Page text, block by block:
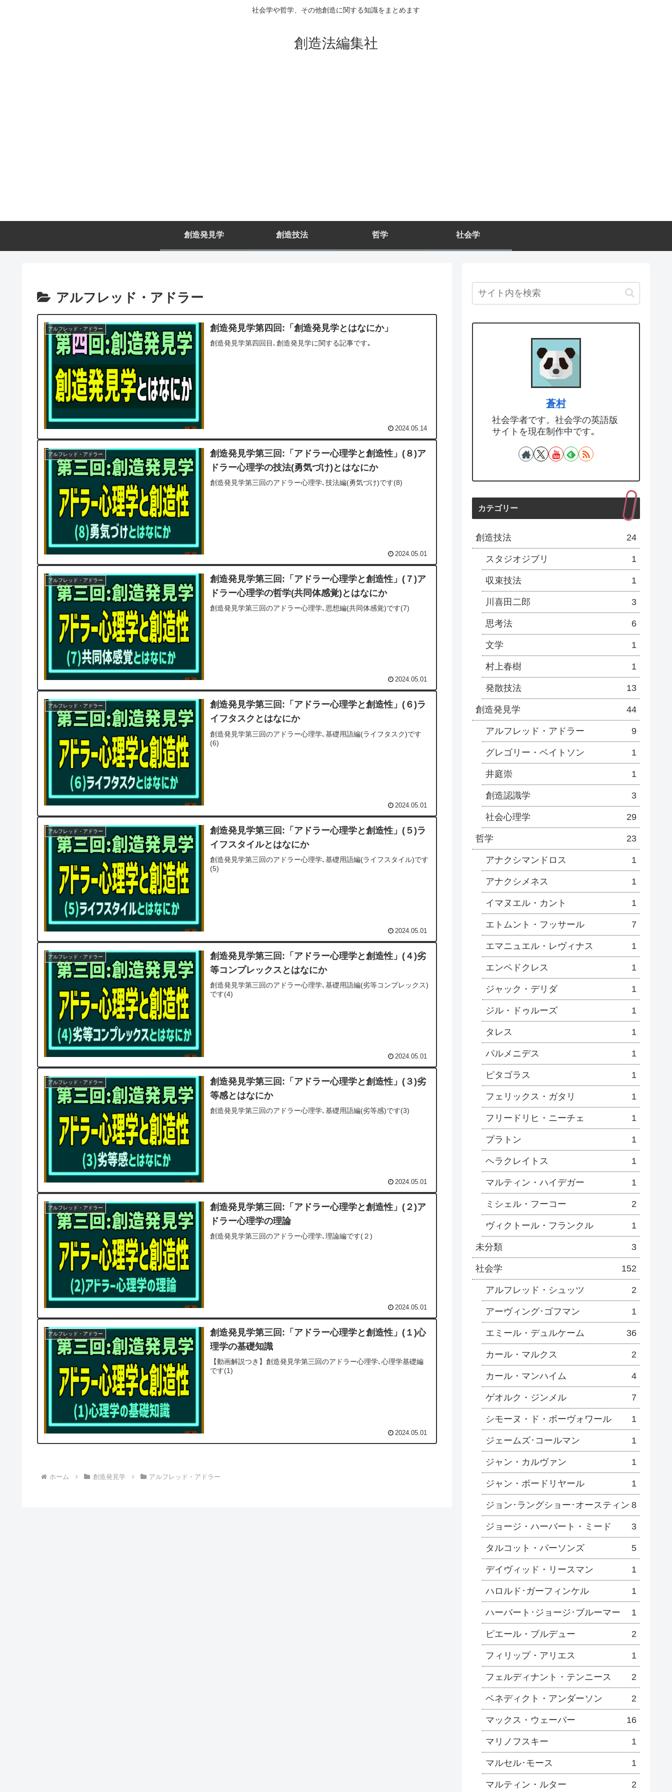
社会学や哲学、その他創造に関する知識をまとめます
創造法編集社
創造発見学 創造技法 哲学 社会学
アルフレッド・アドラー
アルフレッド・アドラー 創造発見学第四回:「創造発見学とはなにか」
創造発見学第四回目､創造発見学に関する記事です｡
2024.05.14
アルフレッド・アドラー
創造発見学第三回:「アドラー心理学と創造性」(８)ア
ドラー心理学の技法(勇気づけ)とはなにか
創造発見学第三回のアドラー心理学､技法編(勇気づけ)です(8)
2024.05.01
アルフレッド・アドラー
創造発見学第三回:「アドラー心理学と創造性」(７)ア
ドラー心理学の哲学(共同体感覚)とはなにか
創造発見学第三回のアドラー心理学､思想編(共同体感覚)です(7)
2024.05.01
アルフレッド・アドラー
創造発見学第三回:「アドラー心理学と創造性」(６)ラ
イフタスクとはなにか
創造発見学第三回のアドラー心理学､基礎用語編(ライフタスク)です
(6)
2024.05.01
アルフレッド・アドラー
創造発見学第三回:「アドラー心理学と創造性」(５)ラ
イフスタイルとはなにか
創造発見学第三回のアドラー心理学､基礎用語編(ライフスタイル)です
(5)
2024.05.01
アルフレッド・アドラー
創造発見学第三回:「アドラー心理学と創造性」(４)劣
等コンプレックスとはなにか
創造発見学第三回のアドラー心理学､基礎用語編(劣等コンプレックス)
です(4)
2024.05.01
アルフレッド・アドラー
創造発見学第三回:「アドラー心理学と創造性」(３)劣
等感とはなにか
創造発見学第三回のアドラー心理学､基礎用語編(劣等感)です(3)
2024.05.01
アルフレッド・アドラー
創造発見学第三回:「アドラー心理学と創造性」(２)ア
ドラー心理学の理論
創造発見学第三回のアドラー心理学､理論編です(２)
2024.05.01
アルフレッド・アドラー
創造発見学第三回:「アドラー心理学と創造性」(１)心
理学の基礎知識
【動画解説つき】創造発見学第三回のアドラー心理学､心理学基礎編
です(1)
2024.05.01
ホーム 創造発見学 アルフレッド・アドラー
蒼村
社会学者です。社会学の英語版
サイトを現在制作中です｡
カテゴリー
創造技法 24
スタジオジブリ 1
収束技法 1
川喜田二郎 3
思考法 6
文学 1
村上春樹 1
発散技法 13
創造発見学 44
アルフレッド・アドラー 9
グレゴリー・ベイトソン 1
井庭崇 1
創造認識学 3
社会心理学 29
哲学 23
アナクシマンドロス 1
アナクシメネス 1
イマヌエル・カント 1
エトムント・フッサール 7
エマニュエル・レヴィナス 1
エンペドクレス 1
ジャック・デリダ 1
ジル・ドゥルーズ 1
タレス 1
パルメニデス 1
ピタゴラス 1
フェリックス・ガタリ 1
フリードリヒ・ニーチェ 1
プラトン 1
ヘラクレイトス 1
マルティン・ハイデガー 1
ミシェル・フーコー 2
ヴィクトール・フランクル 1
未分類 3
社会学 152
アルフレッド・シュッツ 2
アーヴィング･ゴフマン 1
エミール・デュルケーム 36
カール・マルクス 2
カール・マンハイム 4
ゲオルク・ジンメル 7
シモーヌ・ド・ボーヴォワール 1
ジェームズ･コールマン 1
ジャン・カルヴァン 1
ジャン・ボードリヤール 1
ジョン･ラングショー･オースティン 8
ジョージ・ハーバート・ミード 3
タルコット・パーソンズ 5
デイヴィッド・リースマン 1
ハロルド･ガーフィンケル 1
ハーバート･ジョージ･ブルーマー 1
ピエール・ブルデュー 2
フィリップ・アリエス 1
フェルディナント・テンニース 2
ベネディクト・アンダーソン 2
マックス・ウェーバー 16
マリノフスキー 1
マルセル･モース 1
マルティン・ルター 2